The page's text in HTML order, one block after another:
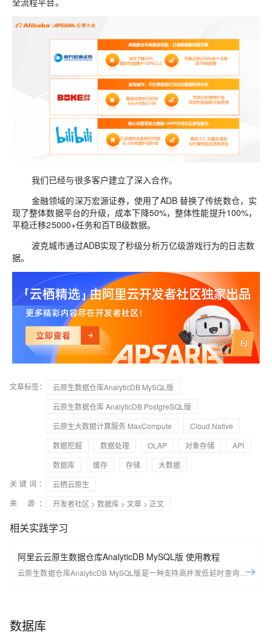
我们已经与很多客户建立了深入合作。
金融领域的深万宏源证券，使用了ADB替换了传统数仓， 实
现了整体数据平台的升级，成本下降50%，整体性能提升100%，
平稳迁移25000+任务和百TB级数据。
波克城市通过ADB实现了秒级分析万亿级游戏行为的日志数
据。
文章标签：
云原生数据仓库AnalyticDB MySQL版
云原生数据仓库 AnalyticDB PostgreSQL版
云原生大数据计算服务 MaxCompute
Cloud Native
数据挖掘
数据处理 OLAP 对象存储
API
数据库
缓存 存储
大数据
关键词：
云栖云原生
来 源：
开发者社区 > 数据库 > 文章 > 正文
相关实践学习
阿里云云原生数据仓库AnalyticDB MySQL版 使用教程
云原生数据仓库AnalyticDB MySQL版是一种支持高并发低延时查询的新
https://www.aliyun.com/product/ApsaraDB/ads
数据库